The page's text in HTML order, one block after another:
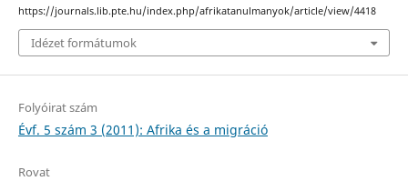
https://journals.lib.pte.hu/index.php/afrikatanulmanyok/article/view/4418
Idézet formátumok
Folyóirat szám
Évf. 5 szám 3 (2011): Afrika és a migráció
Rovat